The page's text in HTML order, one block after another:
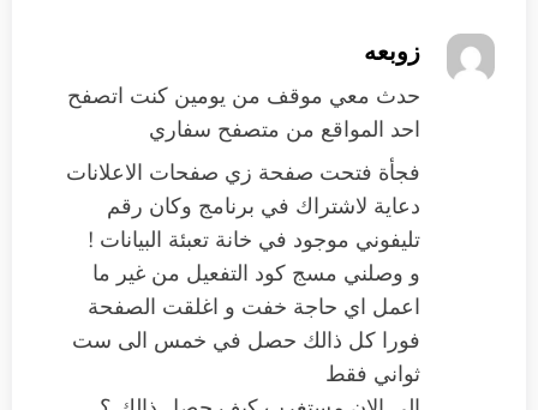
زوبعه
حدث معي موقف من يومين كنت اتصفح
احد المواقع من متصفح سفاري
فجأة فتحت صفحة زي صفحات الاعلانات
دعاية لاشتراك في برنامج وكان رقم
تليفوني موجود في خانة تعبئة البيانات !
و وصلني مسج كود التفعيل من غير ما
اعمل اي حاجة خفت و اغلقت الصفحة
فورا كل ذالك حصل في خمس الى ست
ثواني فقط